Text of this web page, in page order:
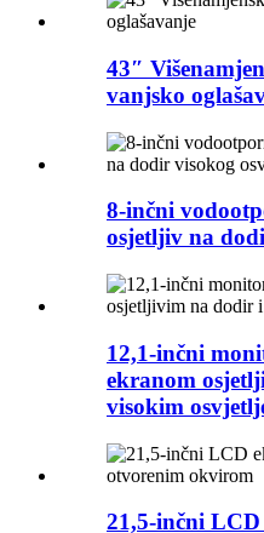
43″
vanjsko
8-inčni
osjetljiv na
12,1-inčni
ekranom
visokim
21,5-inčni